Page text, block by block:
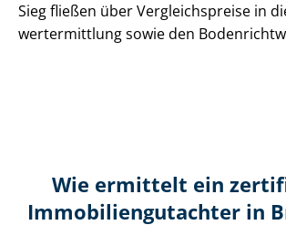
Sieg fließen über Ver­gleichs­prei­se in
wert­ermitt­lung sowie den
Wie ermittelt ein
Immobilien­gutachter in